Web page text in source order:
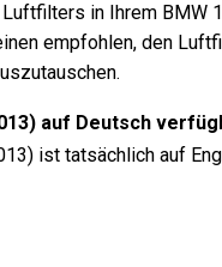
in Ihrem BMW
empfohlen, den
auf Deutsch
ist tatsächlich auf